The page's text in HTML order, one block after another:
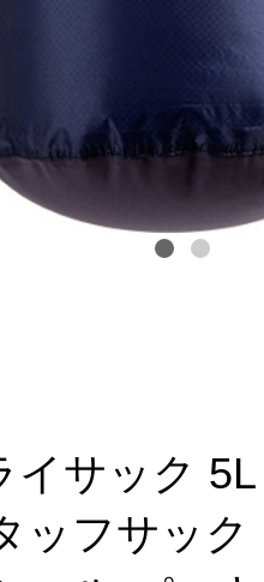
イサック
ッフサック